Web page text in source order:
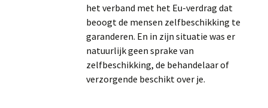
het verband met het Eu-verdrag dat
beoogt de mensen zelfbeschikking te
garanderen. En in zijn situatie was er
natuurlijk geen sprake van
zelfbeschikking, de behandelaar of
verzorgende beschikt over je.